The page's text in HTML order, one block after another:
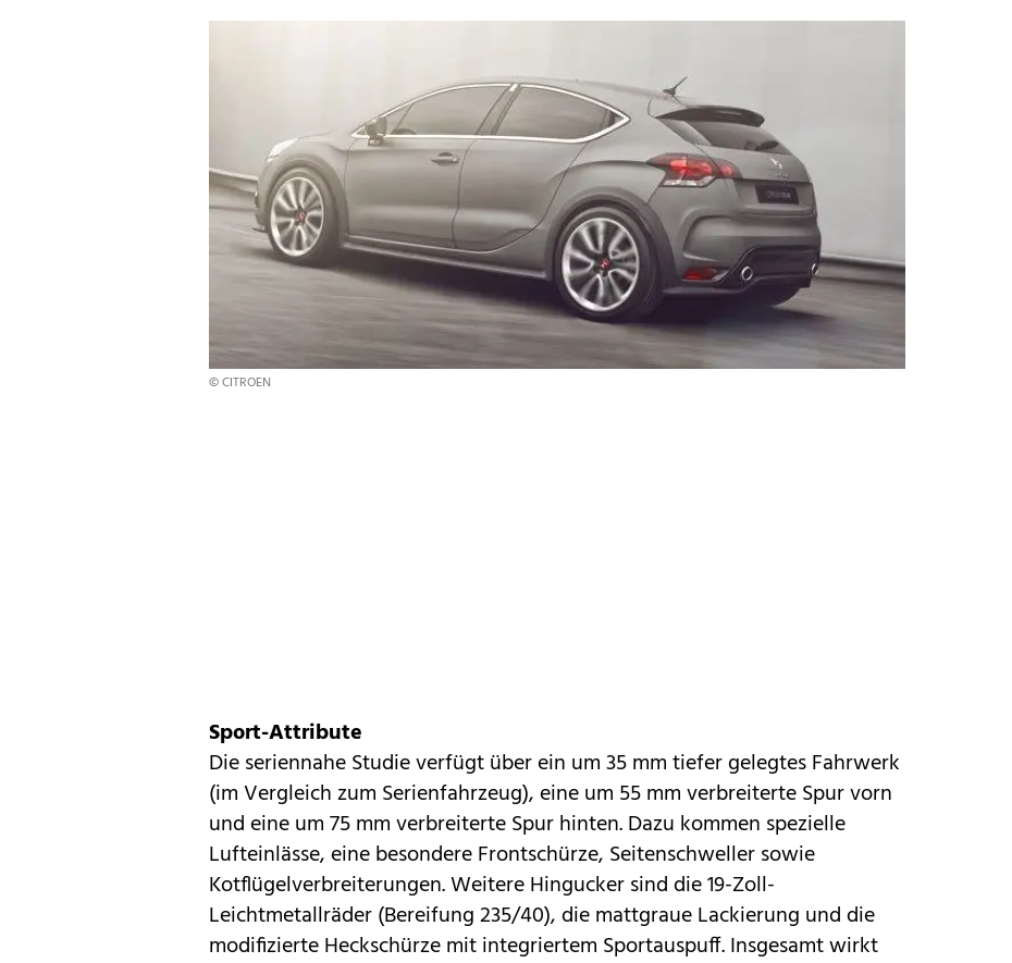
© CITROEN
Sport-Attribute
Die seriennahe Studie verfügt über ein um 35 mm tiefer gelegtes Fahrwerk
(im Vergleich zum Serienfahrzeug), eine um 55 mm verbreiterte Spur vorn
und eine um 75 mm verbreiterte Spur hinten. Dazu kommen spezielle
Lufteinlässe, eine besondere Frontschürze, Seitenschweller sowie
Kotflügelverbreiterungen. Weitere Hingucker sind die 19-Zoll-
Leichtmetallräder (Bereifung 235/40), die mattgraue Lackierung und die
modifizierte Heckschürze mit integriertem Sportauspuff. Insgesamt wirkt